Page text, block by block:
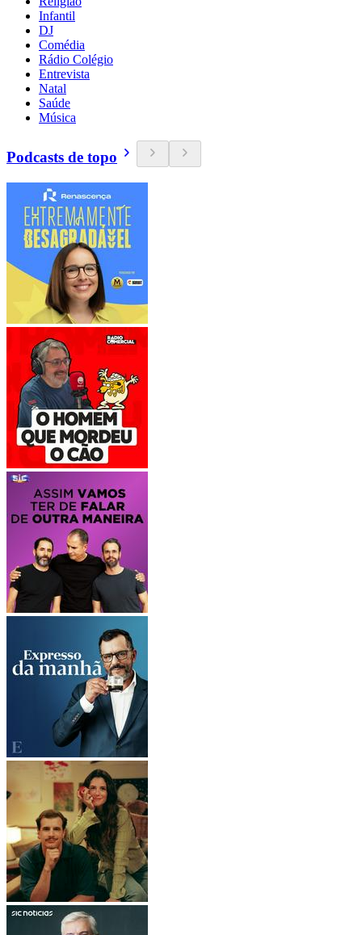
Infantil
DJ
Comédia
Rádio Colégio
Entrevista
Natal
Saúde
Música
Podcasts de topo